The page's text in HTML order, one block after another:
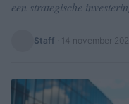
een strategische
Staff 14 november